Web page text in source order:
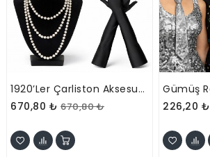
1920’ler Çarliston Aksesuar Seti – İnci Kolye, Eldiven, Sigara Tutucu, Siyah Saç Bandı
670,80 ₺ 670,80 ₺
226,20 ₺